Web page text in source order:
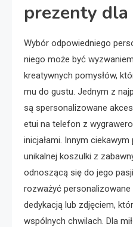
prezenty dla
Wybór odpowiedniego
niego może być
kreatywnych pomysłów,
mu do gustu. Jednym z
są spersonalizowane
etui na telefon z
inicjałami. Innym
unikalnej koszulki z
odnoszącą się do jego
rozważyć personalizowane
dedykacją lub zdjęciem,
wspólnych chwilach. Dla